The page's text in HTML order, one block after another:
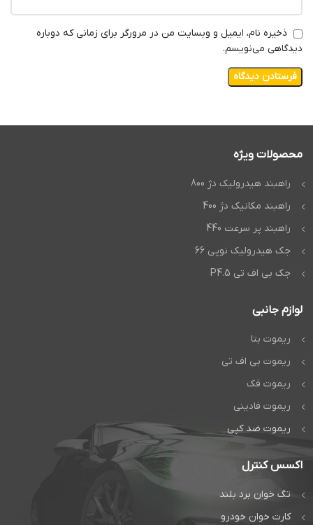
ذخیره نام، ایمیل و وبسایت من در مرورگر برای زمانی که دوباره
دیدگاهی می‌نویسم.
محصولات ویژه
راهبند هیدرولیک دژ 800
راهبند مکانیک دژ 400
راهبند پر سرعت 440
جک هیدرولیک نوپی 66
جک بی اف تی P4.5
لوازم جانبی
ریموت بتا
ریموت بی اف تی
ریموت فک
ریموت فادینی
ریموت ضد کپی
اکسس کنترل
تگ خوان برد بلند
کارت خوان خودرو